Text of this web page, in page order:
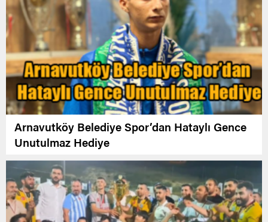
Arnavutköy Belediye Spor’dan Hataylı Gence
Unutulmaz Hediye